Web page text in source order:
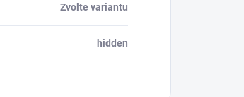
Zvolte variantu
hidden